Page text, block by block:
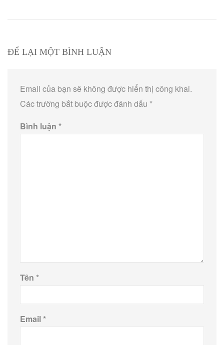
ĐỂ LẠI MỘT BÌNH LUẬN
Email của bạn sẽ không được hiển thị công khai.
Các trường bắt buộc được đánh dấu *
Bình luận *
Tên *
Email*